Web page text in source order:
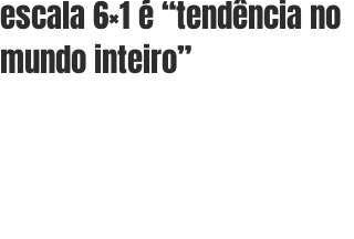
escala 6×1 é “tendência no
mundo inteiro”